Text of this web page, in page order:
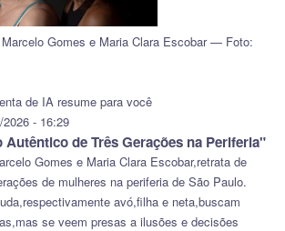
Gomes e Maria Clara Escobar — Foto:
de IA resume para você
2026 - 16:29
de Três Gerações na Periferia"
Gomes e Maria Clara Escobar,retrata de
de mulheres na periferia de São Paulo.
avó,filha e neta,buscam
se veem presas a ilusões e decisões